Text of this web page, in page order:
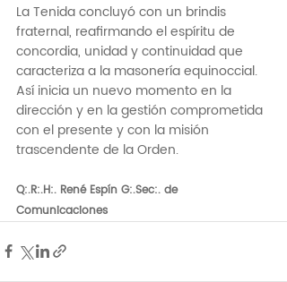
La Tenida concluyó con un brindis
fraternal, reafirmando el espíritu de
concordia, unidad y continuidad que
caracteriza a la masonería equinoccial.
Así inicia un nuevo momento en la
dirección y en la gestión comprometida
con el presente y con la misión
trascendente de la Orden.
Q:.R:.H:. René Espín G:.Sec:. de
Comunicaciones